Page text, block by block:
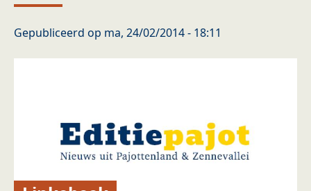
Gepubliceerd op ma, 24/02/2014 - 18:11